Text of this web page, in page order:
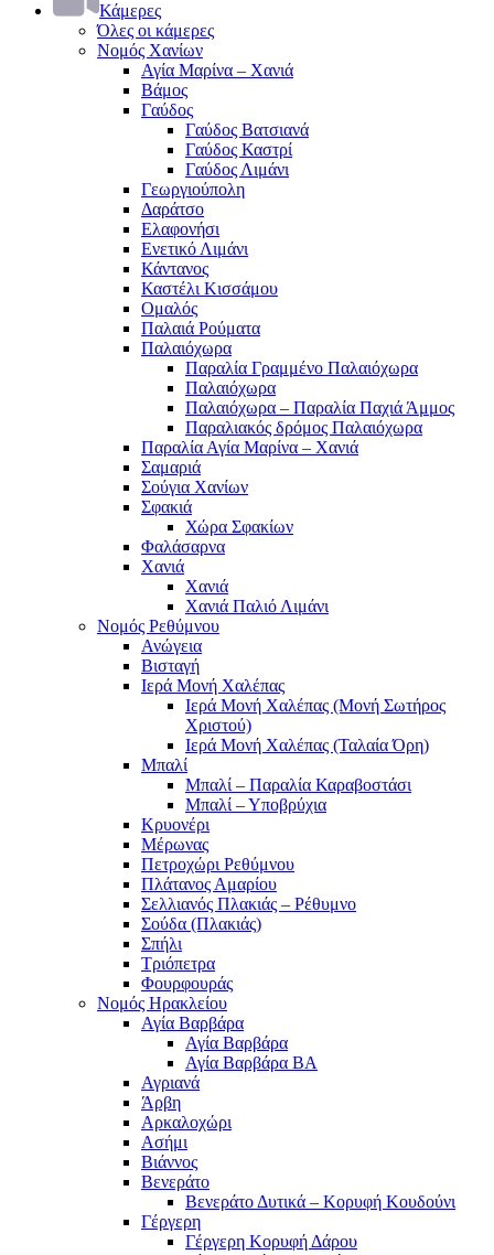
Κάμερες
Όλες οι κάμερες
Νομός Χανίων
Αγία Μαρίνα – Χανιά
Βάμος
Γαύδος
Γαύδος Βατσιανά
Γαύδος Καστρί
Γαύδος Λιμάνι
Γεωργιούπολη
Δαράτσο
Ελαφονήσι
Ενετικό Λιμάνι
Κάντανος
Καστέλι Κισσάμου
Ομαλός
Παλαιά Ρούματα
Παλαιόχωρα
Παραλία Γραμμένο Παλαιόχωρα
Παλαιόχωρα
Παλαιόχωρα – Παραλία Παχιά Άμμος
Παραλιακός δρόμος Παλαιόχωρα
Παραλία Αγία Μαρίνα – Χανιά
Σαμαριά
Σούγια Χανίων
Σφακιά
Χώρα Σφακίων
Φαλάσαρνα
Χανιά
Χανιά
Χανιά Παλιό Λιμάνι
Νομός Ρεθύμνου
Ανώγεια
Βισταγή
Ιερά Μονή Χαλέπας
Ιερά Μονή Χαλέπας (Μονή Σωτήρος
Χριστού)
Ιερά Μονή Χαλέπας (Ταλαία Όρη)
Μπαλί
Μπαλί – Παραλία Καραβοστάσι
Μπαλί – Υποβρύχια
Κρυονέρι
Μέρωνας
Πετροχώρι Ρεθύμνου
Πλάτανος Αμαρίου
Σελλιανός Πλακιάς – Ρέθυμνο
Σούδα (Πλακιάς)
Σπήλι
Τριόπετρα
Φουρφουράς
Νομός Ηρακλείου
Αγία Βαρβάρα
Αγία Βαρβάρα
Αγία Βαρβάρα ΒΑ
Αγριανά
Άρβη
Αρκαλοχώρι
Ασήμι
Βιάννος
Βενεράτο
Βενεράτο Δυτικά – Κορυφή Κουδούνι
Γέργερη
Γέργερη Κορυφή Δάρου